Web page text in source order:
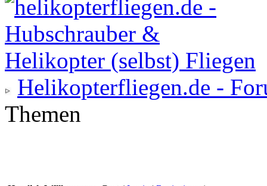
Helikopterfliegen.de -
Themen